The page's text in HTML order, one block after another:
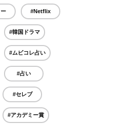
#Netflix
#韓国ドラマ
#ムビコレ占い
#占い
#セレブ
#アカデミー賞